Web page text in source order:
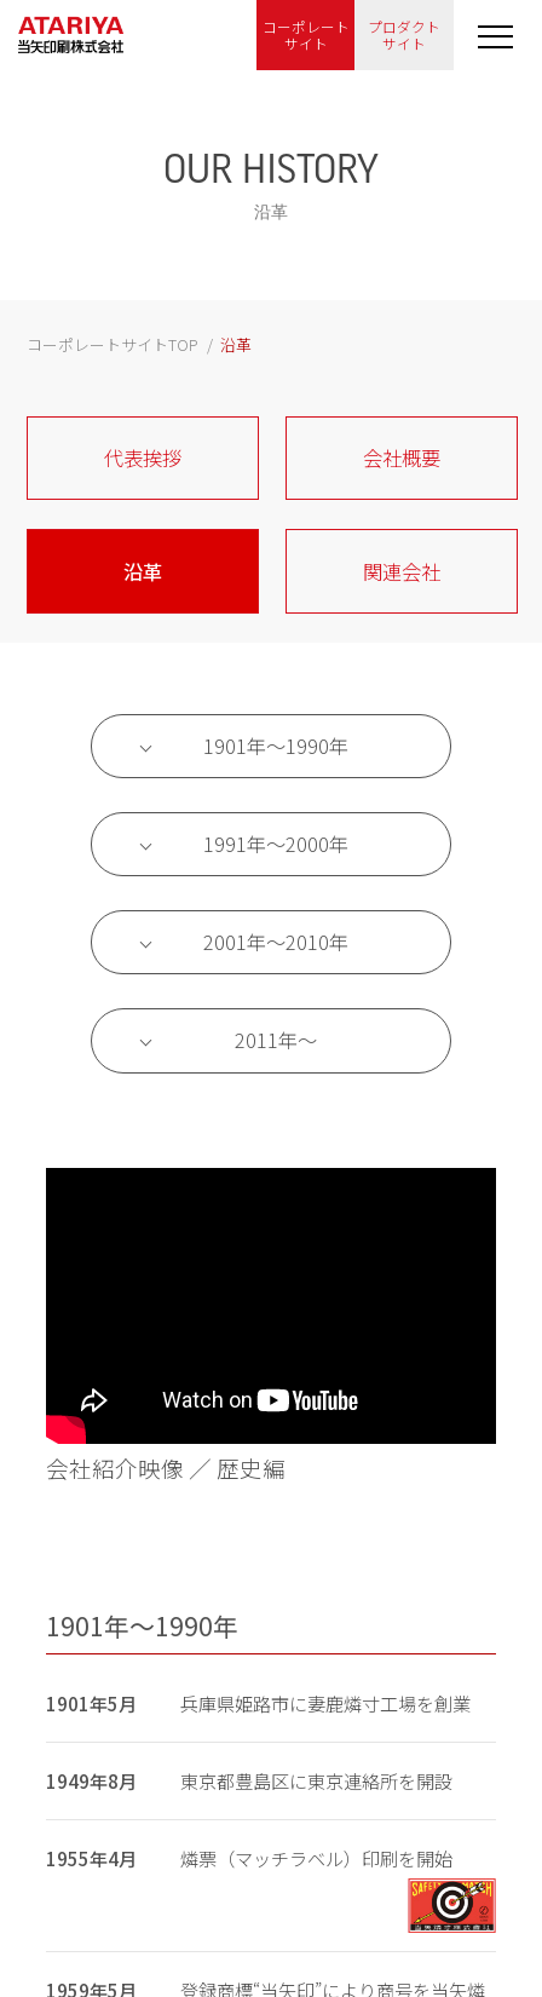
コーポレート
サイト
プロダクト
サイト
コーポレートサイトTOP 沿革
代表挨拶 会社概要
沿革 関連会社
OUR HISTORY
沿革
1901年〜1990年
1991年〜2000年
2001年〜2010年
2011年〜
会社紹介映像 ／ 歴史編
1901年〜1990年
1901年5月 兵庫県姫路市に妻鹿燐寸工場を創業
1949年8月 東京都豊島区に東京連絡所を開設
1955年4月 燐票（マッチラベル）印刷を開始
1959年5月
登録商標“当矢印”により商号を当矢燐